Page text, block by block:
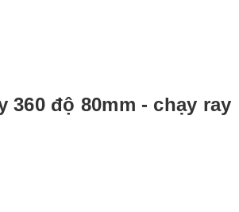
360 độ 80mm - chạy ray